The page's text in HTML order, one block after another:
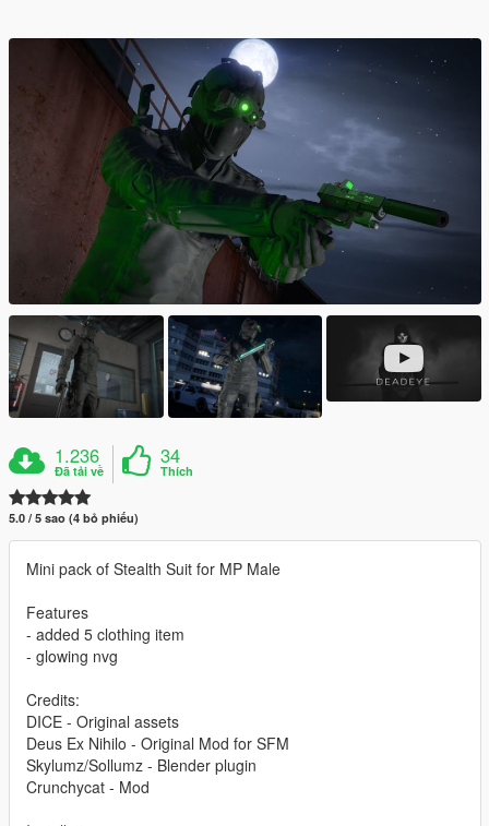
1.236
Đã tải về
34
Thích
5.0 / 5 sao (4 bỏ phiếu)
Mini pack of Stealth Suit for MP Male
Features
- added 5 clothing item
- glowing nvg
Credits:
DICE - Original assets
Deus Ex Nihilo - Original Mod for SFM
Skylumz/Sollumz - Blender plugin
Crunchycat - Mod